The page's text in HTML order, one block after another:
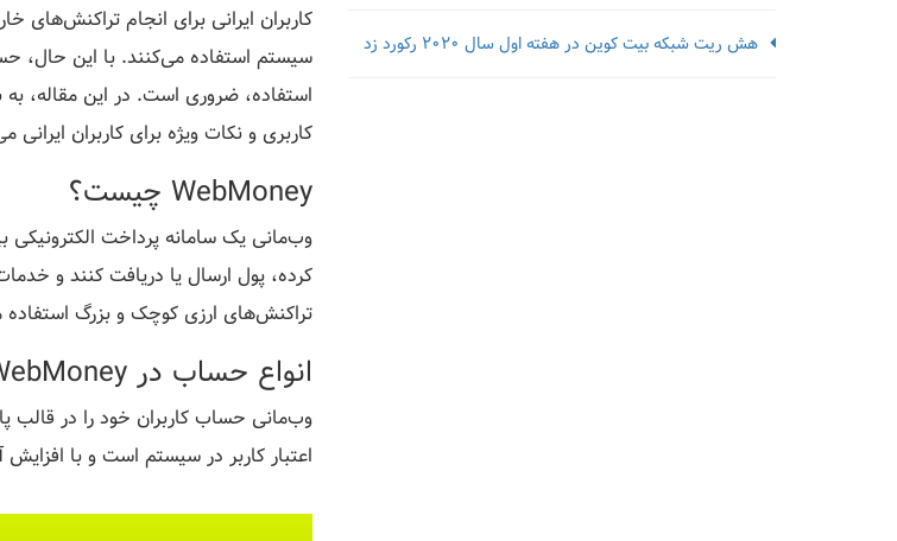
کاربران ایرانی برای انجام تراکنش‌های
استفاده، ضروری است. در این مقاله،
کاربری و نکات ویژه برای کاربران ایرانی
WebMoney چیست؟
وب‌مانی یک سامانه پرداخت الکترونیکی
کرده، پول ارسال یا دریافت کنند و
تراکنش‌های ارزی کوچک و بزرگ استفاده
انواع حساب در WebMoney و سطح‌های مختلف
وب‌مانی حساب کاربران خود را در قالب
اعتبار کاربر در سیستم است و با
هش ریت شبکه بیت کوین در هفته اول سال 2020 رکورد زد